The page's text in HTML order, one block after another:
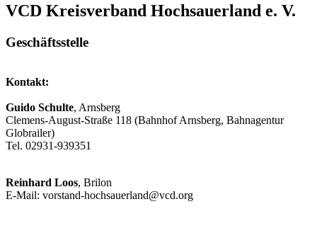
VCD Kreisverband Hochsauerland e. V.
Geschäftsstelle
Kontakt:
Guido Schulte, Arnsberg
Clemens-August-Straße 118 (Bahnhof Arnsberg, Bahnagentur
Globrailer)
Tel. 02931-939351
Reinhard Loos, Brilon
E-Mail: vorstand-hochsauerland@vcd.org